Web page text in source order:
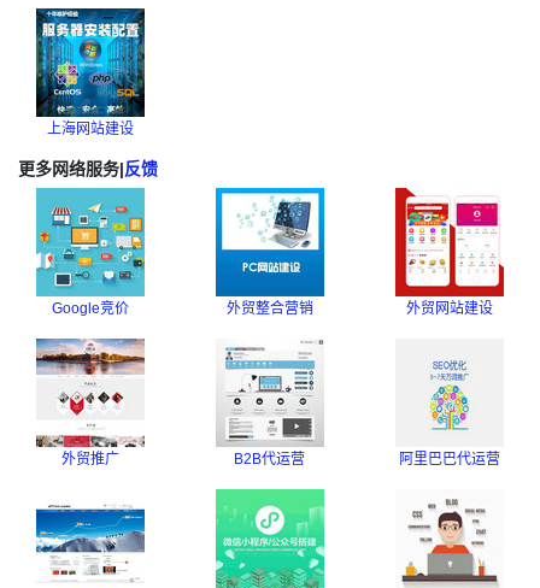
上海网站建设
更多网络服务|反馈
Google竞价 外贸整合营销 外贸网站建设
外贸推广 B2B代运营 阿里巴巴代运营